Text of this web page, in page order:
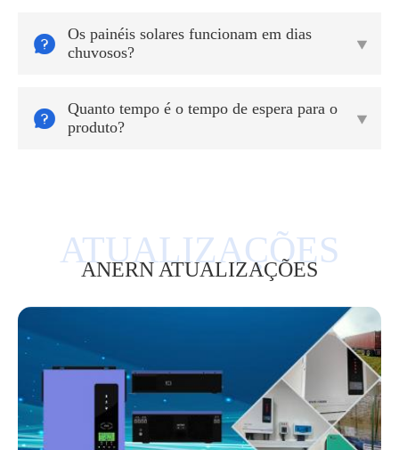

Os painéis solares funcionam em dias
chuvosos?


Quanto tempo é o tempo de espera para o
produto?

ANERN ATUALIZAÇÕES